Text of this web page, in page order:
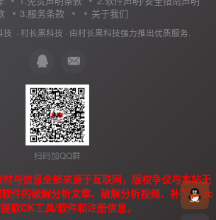
3.服务条款 关于我们
技 · 村长黑科技 · 由村长黑科技强力推出优质服务.
扫码加QQ群
与信息全部来源于互联网，版权争议与本站无
件的破解分析文章、破解分析视频、补丁、/zc
取CK工具/软件和注册信息，